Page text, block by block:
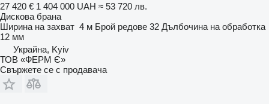
27 420 € 1 404 000 UAH ≈ 53 720 лв.
Дискова брана
Ширина на захват 4 м Брой редове 32 Дълбочина на обработка
12 мм
Украйна, Kyiv
ТОВ «ФЕРМ Є»
Свържете се с продавача